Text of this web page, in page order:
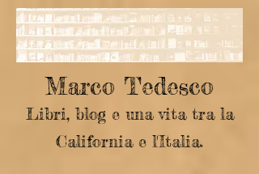
Marco Tedesco
Libri, blog e una vita tra la
California e l'Italia.